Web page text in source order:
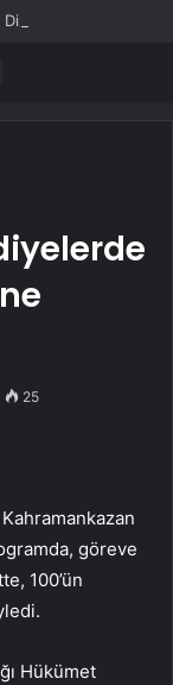
Övgü
25
göreve
100’ün
Hükümet